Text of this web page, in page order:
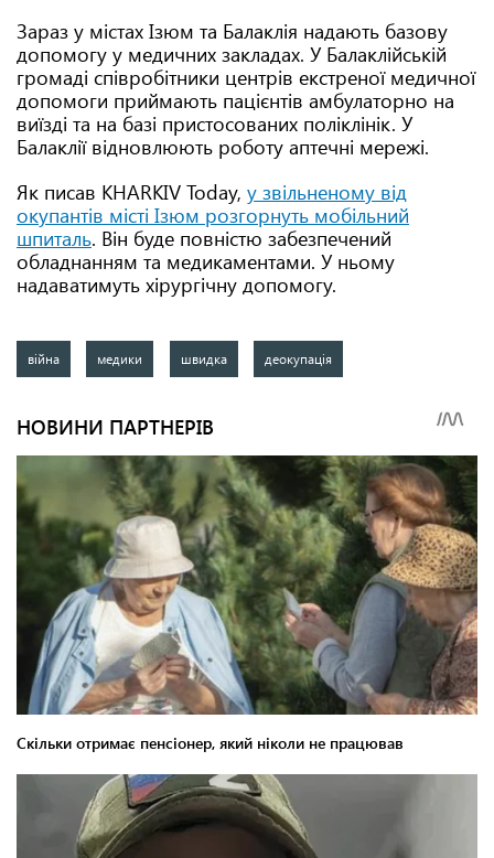
Зараз у містах Ізюм та Балаклія надають базову
допомогу у медичних закладах. У Балаклійській
громаді співробітники центрів екстреної медичної
допомоги приймають пацієнтів амбулаторно на
виїзді та на базі пристосованих поліклінік. У
Балаклії відновлюють роботу аптечні мережі.
Як писав KHARKIV Today, у звільненому від
окупантів місті Ізюм розгорнуть мобільний
шпиталь. Він буде повністю забезпечений
обладнанням та медикаментами. У ньому
надаватимуть хірургічну допомогу.
війна медики швидка деокупація